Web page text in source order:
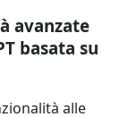
avanzate
basata su
alle